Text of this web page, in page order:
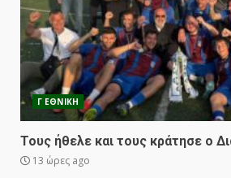
Γ ΕΘΝΙΚΗ
Τους ήθελε και τους κράτησε ο
13 ώρες ago